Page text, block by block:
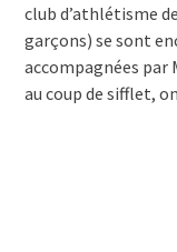
club d’athlétisme
garçons) se sont
accompagnées par
au coup de sifflet,